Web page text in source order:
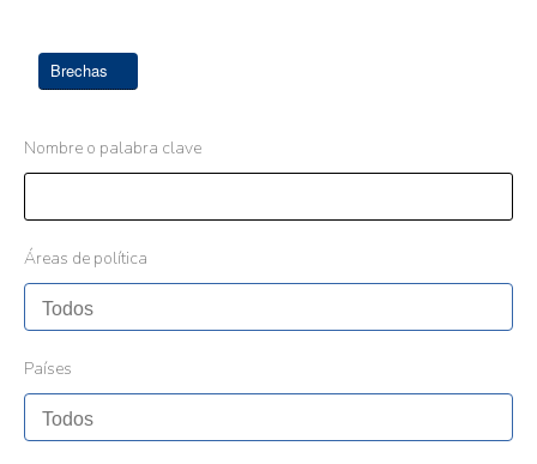
Brechas
Nombre o palabra clave
Áreas de política
Países